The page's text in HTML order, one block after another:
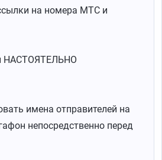
на номера МТС и
НАСТОЯТЕЛЬНО
имена отправителей на
непосредственно перед